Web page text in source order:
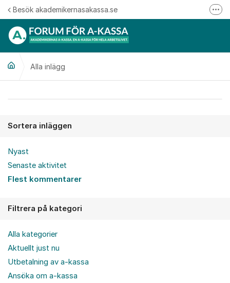
Hoppa till innehåll
Besök akademikernasakassa.se
Alla inlägg
Sortera inläggen
Nyast
Senaste aktivitet
Flest kommentarer
Filtrera på kategori
Alla kategorier
Aktuellt just nu
Utbetalning av a-kassa
Ansöka om a-kassa